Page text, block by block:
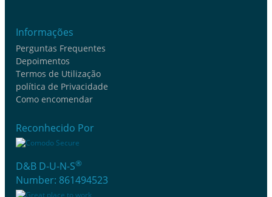
Informações
Perguntas Frequentes
Depoimentos
Termos de Utilização
política de Privacidade
Como encomendar
Reconhecido Por
D&B D-U-N-S®
Number: 861494523